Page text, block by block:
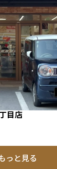
目店
っと見る